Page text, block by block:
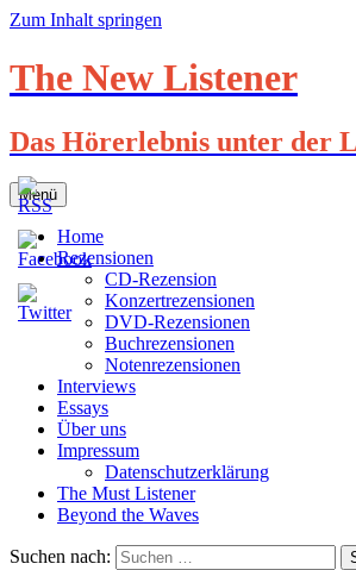
Zum Inhalt springen
The New Listener
Das Hörerlebnis unter der
Menü
Home
Rezensionen
CD-Rezension
Konzertrezensionen
DVD-Rezensionen
Buchrezensionen
Notenrezensionen
Interviews
Essays
Über uns
Impressum
Datenschutzerklärung
The Must Listener
Beyond the Waves
Suchen nach: